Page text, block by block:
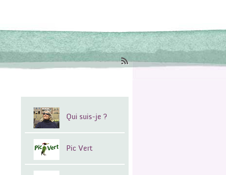
Qui suis-je ?
Pic Vert